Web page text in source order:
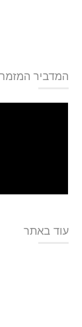
המדביר
עוד באתר